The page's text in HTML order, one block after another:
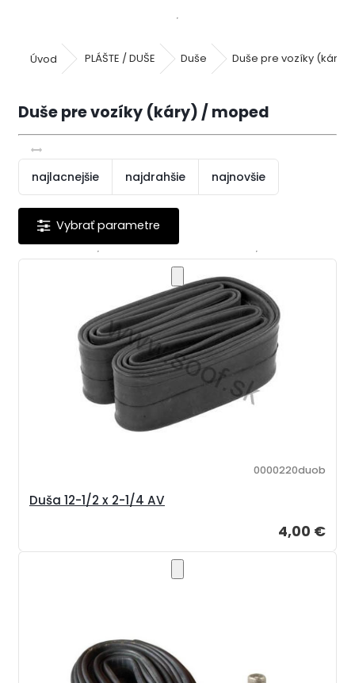
Úvod PLÁŠTE / DUŠE Duše Duše pre vozíky (káry)
Duše pre vozíky (káry) / moped
najlacnejšie najdrahšie najnovšie
Duša 12-1/2 x 2-1/4 AV
0000220duob
4,00 €